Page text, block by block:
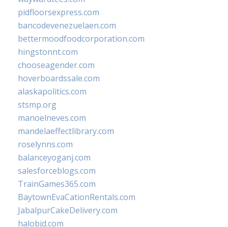
pidfloorsexpress.com
bancodevenezuelaen.com
bettermoodfoodcorporation.com
hingstonnt.com
chooseagender.com
hoverboardssale.com
alaskapolitics.com
stsmp.org
manoelneves.com
mandelaeffectlibrary.com
roselynns.com
balanceyoganj.com
salesforceblogs.com
TrainGames365.com
BaytownEvaCationRentals.com
JabalpurCakeDelivery.com
halobjd.com